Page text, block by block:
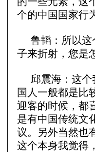
个的中国国家行
鲁韬：所以
子来折射，您是
邱震海：这
国人一般都是比
迎客的时候，都
是有中国传统文
议。另外当然也
这个本身我觉得